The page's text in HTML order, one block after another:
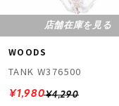
店舗在庫を見る
WOODS
TANK W376500
¥4,290
¥1,980